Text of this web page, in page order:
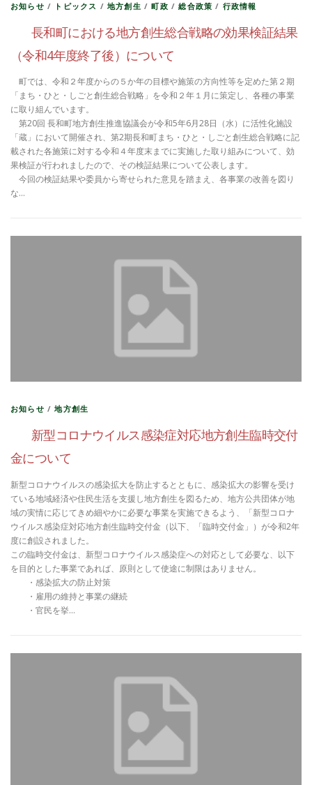
お知らせ / トピックス /地方創生 /町政 /総合政策 / 行政情報
長和町における地方創生総合戦略の効果検証結果
（令和4年度終了後）について
町では、令和２年度からの５か年の目標や施策の方向性等を定めた第２期
「まち・ひと・しごと創生総合戦略」を令和２年１月に策定し、各種の事業
に取り組んでいます。
第20回 長和町地方創生推進協議会が令和5年6月28日（水）に活性化施設
「蔵」において開催され、第2期長和町まち・ひと・しごと創生総合戦略に記
載された各施策に対する令和４年度末までに実施した取り組みについて、効
果検証が行われましたので、その検証結果について公表します。
今回の検証結果や委員から寄せられた意見を踏まえ、各事業の改善を図り
な…
お知らせ /地方創生
新型コロナウイルス感染症対応地方創生臨時交付
金について
新型コロナウイルスの感染拡大を防止するとともに、感染拡大の影響を受け
ている地域経済や住民生活を支援し地方創生を図るため、地方公共団体が地
域の実情に応じてきめ細やかに必要な事業を実施できるよう、「新型コロナ
ウイルス感染症対応地方創生臨時交付金（以下、「臨時交付金」）が令和2年
度に創設されました。
この臨時交付金は、新型コロナウイルス感染症への対応として必要な、以下
を目的とした事業であれば、原則として使途に制限はありません。
・感染拡大の防止対策
・雇用の維持と事業の継続
・官民を挙…